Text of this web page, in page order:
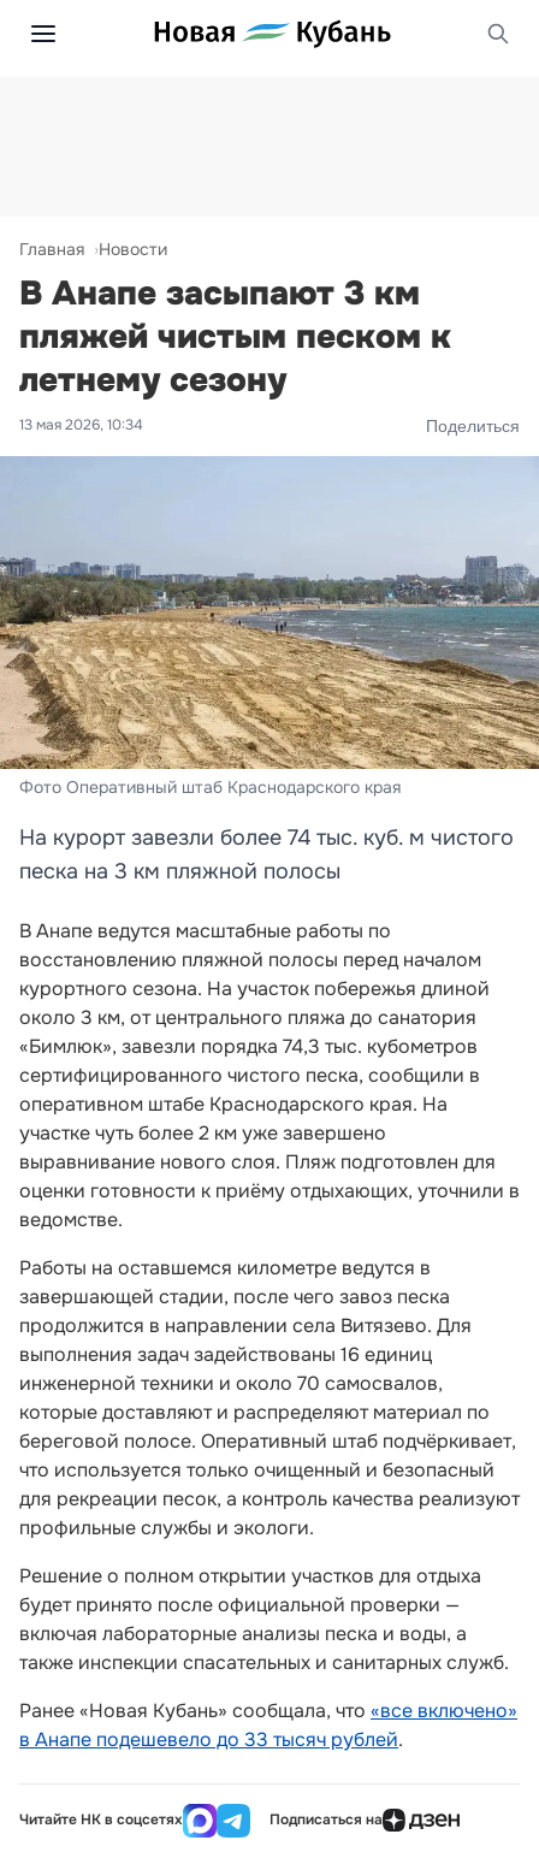
Главная Новости
В Анапе засыпают 3 км
пляжей чистым песком к
летнему сезону
13 мая 2026, 10:34 Поделиться
Фото Оперативный штаб Краснодарского края
На курорт завезли более 74 тыс. куб. м чистого
песка на 3 км пляжной полосы
В Анапе ведутся масштабные работы по
восстановлению пляжной полосы перед началом
курортного сезона. На участок побережья длиной
около 3 км, от центрального пляжа до санатория
«Бимлюк», завезли порядка 74,3 тыс. кубометров
сертифицированного чистого песка, сообщили в
оперативном штабе Краснодарского края. На
участке чуть более 2 км уже завершено
выравнивание нового слоя. Пляж подготовлен для
оценки готовности к приёму отдыхающих, уточнили в
ведомстве.
Работы на оставшемся километре ведутся в
завершающей стадии, после чего завоз песка
продолжится в направлении села Витязево. Для
выполнения задач задействованы 16 единиц
инженерной техники и около 70 самосвалов,
которые доставляют и распределяют материал по
береговой полосе. Оперативный штаб подчёркивает,
что используется только очищенный и безопасный
для рекреации песок, а контроль качества реализуют
профильные службы и экологи.
Решение о полном открытии участков для отдыха
будет принято после официальной проверки —
включая лабораторные анализы песка и воды, а
также инспекции спасательных и санитарных служб.
Ранее «Новая Кубань» сообщала, что «все включено»
в Анапе подешевело до 33 тысяч рублей.
Читайте НК в соцсетях Подписаться на